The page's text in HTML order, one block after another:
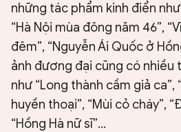
những tác phẩm kinh điển như
“Hà Nội mùa đông năm 46”,
đêm”, “Nguyễn Ái Quốc ở
ảnh đương đại cũng có nhiều
như “Long thành cầm giả
huyền thoại”, “Mùi cỏ cháy”,
“Hồng Hà nữ sĩ”...